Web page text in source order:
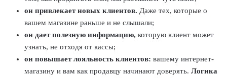
он привлекает новых клиентов. Даже тех, которые о
вашем магазине раньше и не слышали;
он дает полезную информацию, которую клиент может
узнать, не отходя от кассы;
он повышает лояльность клиентов: вашему интернет-
магазину и вам как продавцу начинают доверять. Логика